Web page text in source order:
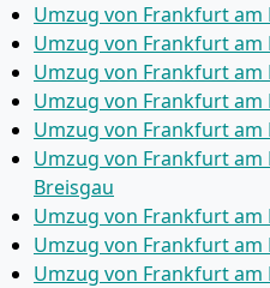
Umzug von Frankfurt am
Umzug von Frankfurt am
Umzug von Frankfurt am
Umzug von Frankfurt am
Umzug von Frankfurt
Umzug von Frankfurt
Breisgau
Umzug von Frankfurt am
Umzug von Frankfurt am
Umzug von Frankfurt am